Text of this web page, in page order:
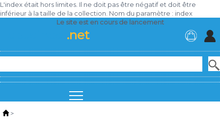
L'index était hors limites. Il ne doit pas être négatif et doit être
inférieur à la taille de la collection. Nom du paramètre : index
Le site est en cours de lancement
.net
>